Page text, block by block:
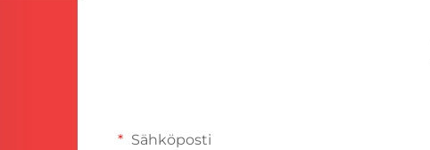
Sähköposti